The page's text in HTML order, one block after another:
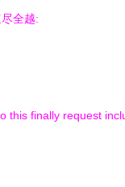
全越:
finally request